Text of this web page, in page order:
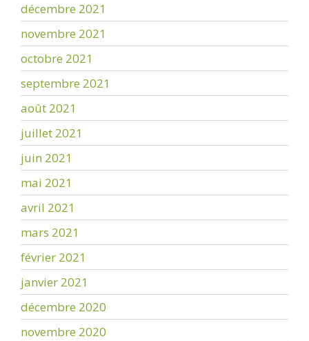
décembre 2021
novembre 2021
octobre 2021
septembre 2021
août 2021
juillet 2021
juin 2021
mai 2021
avril 2021
mars 2021
février 2021
janvier 2021
décembre 2020
novembre 2020